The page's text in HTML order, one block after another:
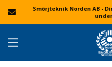
Smörjteknik Norden AB -